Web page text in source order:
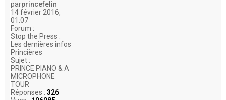
parprincefelin
14 février 2016,
01:07
Forum :
Stop the Press :
Les dernières infos
Princières
Sujet :
PRINCE PIANO & A
MICROPHONE
TOUR
Réponses : 326